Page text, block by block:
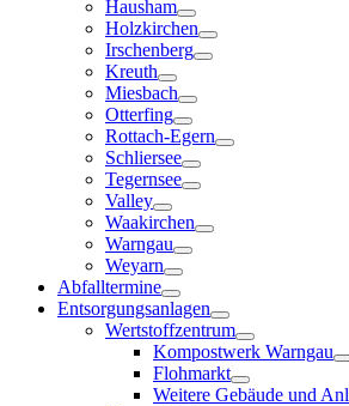
Hausham
Holzkirchen
Irschenberg
Kreuth
Miesbach
Otterfing
Rottach-Egern
Schliersee
Tegernsee
Valley
Waakirchen
Warngau
Weyarn
Abfalltermine
Entsorgungsanlagen
Wertstoffzentrum
Kompostwerk Warngau
Flohmarkt
Weitere Gebäude und